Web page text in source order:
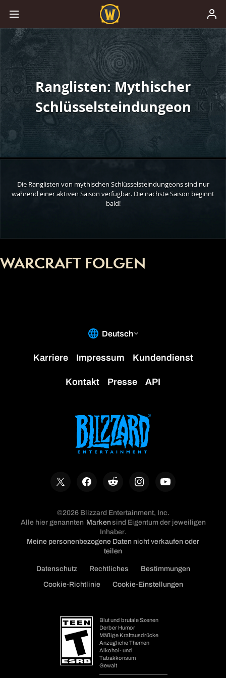
Ranglisten: Mythischer
Schlüsselsteindungeon
Die Ranglisten von mythischen Schlüsselsteindungeons sind nur
während einer aktiven Saison verfügbar. Die nächste Saison beginnt
bald!
WARCRAFT FOLGEN